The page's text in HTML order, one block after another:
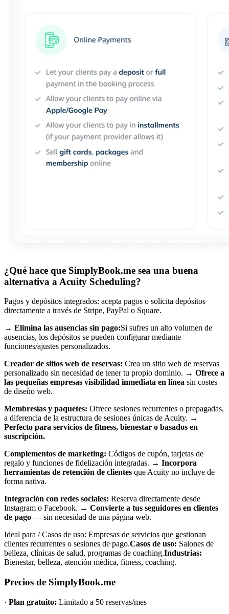
¿Qué hace que SimplyBook.me sea una buena
alternativa a Acuity Scheduling?
Pagos y depósitos integrados: acepta pagos o solicita depósitos
directamente a través de Stripe, PayPal o Square.
→ Elimina las ausencias sin pago:Si sufres un alto volumen de
ausencias, los depósitos se pueden configurar mediante
funciones/ajustes personalizados.
Creador de sitios web de reservas: Crea un sitio web de reservas
personalizado sin necesidad de tener tu propio dominio. → Ofrece a
las pequeñas empresas visibilidad inmediata en línea sin costes
de diseño web.
Membresías y paquetes: Ofrece sesiones recurrentes o prepagadas,
a diferencia de la estructura de sesiones únicas de Acuity. →
Perfecto para servicios de fitness, bienestar o basados en
suscripción.
Complementos de marketing: Códigos de cupón, tarjetas de
regalo y funciones de fidelización integradas. → Incorpora
herramientas de retención de clientes que Acuity no incluye de
forma nativa.
Integración con redes sociales: Reserva directamente desde
Instagram o Facebook. → Convierte a tus seguidores en clientes
de pago — sin necesidad de una página web.
Ideal para / Casos de uso: Empresas de servicios que gestionan
clientes recurrentes o sesiones de pago.Casos de uso: Salones de
belleza, clínicas de salud, programas de coaching.Industrias:
Bienestar, belleza, atención médica, fitness, coaching.
Precios de SimplyBook.me
· Plan gratuito: Limitado a 50 reservas/mes